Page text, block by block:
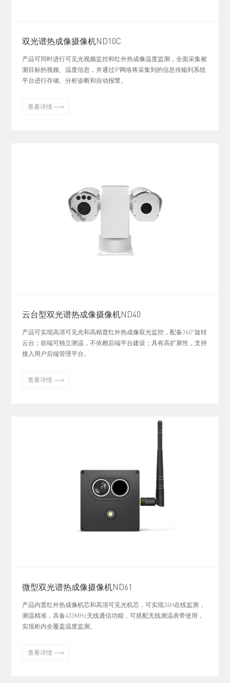
双光谱热成像摄像机ND10C
产品可同时进行可见光视频监控和红外热成像温度监测，全面采集被
测目标的视频、温度信息，并通过IP网络将采集到的信息传输到系统
平台进行存储、分析诊断和自动报警。
查看详情 
云台型双光谱热成像摄像机ND40
产品可实现高清可见光和高精度红外热成像双光监控，配备360°旋转
云台；前端可独立测温，不依赖后端平台建设；具有高扩展性，支持
接入用户后端管理平台。
查看详情 
微型双光谱热成像摄像机ND61
产品内置红外热成像机芯和高清可见光机芯，可实现24H在线监测，
测温精准，具备433MHz无线通信功能，可搭配无线测温表带使用，
实现柜内全覆盖温度监测。
查看详情 